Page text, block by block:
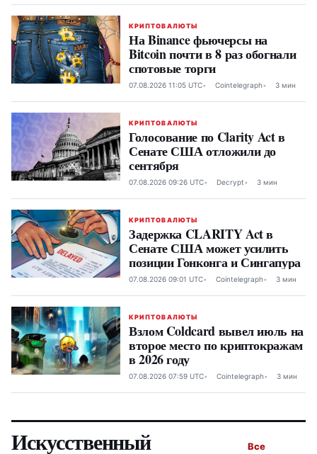
КРИПТОВАЛЮТЫ
На Binance фьючерсы на
Bitcoin почти в 8 раз обогнали
спотовые торги
07.08.2026 11:05 UTC Cointelegraph 3 мин
КРИПТОВАЛЮТЫ
Голосование по Clarity Act в
Сенате США отложили до
сентября
07.08.2026 09:26 UTC Decrypt 3 мин
КРИПТОВАЛЮТЫ
Задержка CLARITY Act в
Сенате США может усилить
позиции Гонконга и Сингапура
07.08.2026 09:01 UTC Cointelegraph 3 мин
КРИПТОВАЛЮТЫ
Взлом Coldcard вывел июль на
второе место по криптокражам
в 2026 году
07.08.2026 07:59 UTC Cointelegraph 3 мин
Искусственный Все